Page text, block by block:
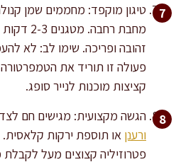
מחבת
זהובה ופריכה. שימו לב: לא
פעולה זו תוריד את
קציצות מוכנות לנייר סופג.
הגשה מקצועית: מגישים חם
ורענן או תוספת ירקות
פטרוזיליה קצוצים מעל לקבלת